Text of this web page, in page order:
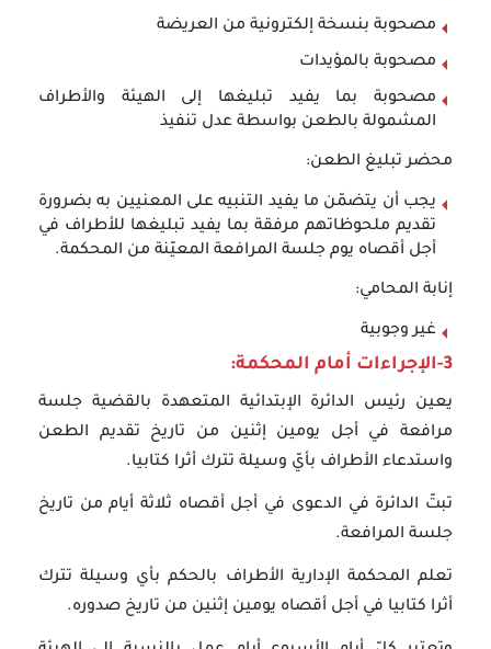
مصحوبة بنسخة إلكترونية من العريضة
مصحوبة بالمؤيدات
مصحوبة بما يفيد تبليغها إلى الهيئة والأطراف
المشمولة بالطعن بواسطة عدل تنفيذ
محضر تبليغ الطعن:
يجب أن يتضمّن ما يفيد التنبيه على المعنيين به بضرورة
تقديم ملحوظاتهم مرفقة بما يفيد تبليغها للأطراف في
أجل أقصاه يوم جلسة المرافعة المعيّنة من المحكمة.
إنابة المحامي:
غير وجوبية
3-الإجراءات أمام المحكمة:
يعين رئيس الدائرة الإبتدائية المتعهدة بالقضية جلسة
مرافعة في أجل يومين إثنين من تاريخ تقديم الطعن
واستدعاء الأطراف بأيّ وسيلة تترك أثرا كتابيا.
تبتّ الدائرة في الدعوى في أجل أقصاه ثلاثة أيام من تاريخ
جلسة المرافعة.
تعلم المحكمة الإدارية الأطراف بالحكم بأي وسيلة تترك
أثرا كتابيا في أجل أقصاه يومين إثنين من تاريخ صدوره.